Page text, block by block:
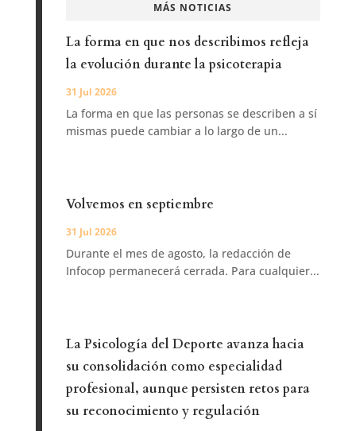
MÁS NOTICIAS
La forma en que nos describimos refleja
la evolución durante la psicoterapia
31 Jul 2026
La forma en que las personas se describen a sí
mismas puede cambiar a lo largo de un...
Volvemos en septiembre
31 Jul 2026
Durante el mes de agosto, la redacción de
Infocop permanecerá cerrada. Para cualquier...
La Psicología del Deporte avanza hacia
su consolidación como especialidad
profesional, aunque persisten retos para
su reconocimiento y regulación